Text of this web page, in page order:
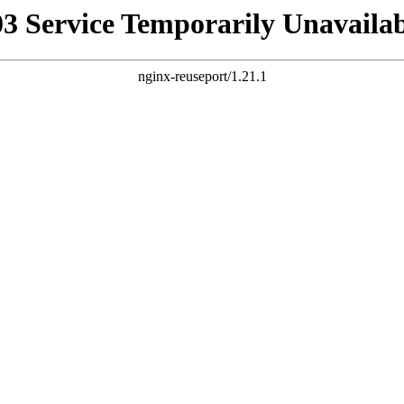
Service Temporarily
nginx-reuseport/1.21.1